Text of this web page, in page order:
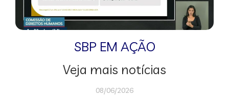
SBP EM AÇÃO
Veja mais notícias
08/06/2026